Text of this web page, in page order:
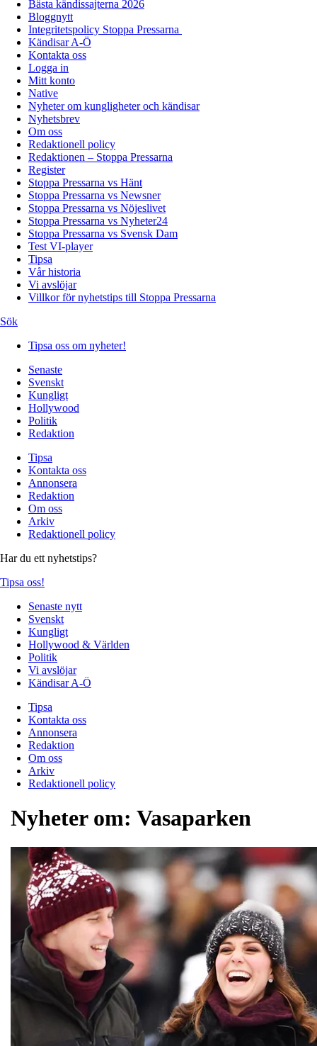
Bästa kändissajterna 2026
Bloggnytt
Integritetspolicy Stoppa Pressarna
Kändisar A-Ö
Kontakta oss
Logga in
Mitt konto
Native
Nyheter om kungligheter och kändisar
Nyhetsbrev
Om oss
Redaktionell policy
Redaktionen – Stoppa Pressarna
Register
Stoppa Pressarna vs Hänt
Stoppa Pressarna vs Newsner
Stoppa Pressarna vs Nöjeslivet
Stoppa Pressarna vs Nyheter24
Stoppa Pressarna vs Svensk Dam
Test VI-player
Tipsa
Vår historia
Vi avslöjar
Villkor för nyhetstips till Stoppa Pressarna
Sök
Tipsa oss om nyheter!
Senaste
Svenskt
Kungligt
Hollywood
Politik
Redaktion
Tipsa
Kontakta oss
Annonsera
Redaktion
Om oss
Arkiv
Redaktionell policy
Har du ett nyhetstips?
Tipsa oss!
Senaste nytt
Svenskt
Kungligt
Hollywood & Världen
Politik
Vi avslöjar
Kändisar A-Ö
Tipsa
Kontakta oss
Annonsera
Redaktion
Om oss
Arkiv
Redaktionell policy
Nyheter om: Vasaparken